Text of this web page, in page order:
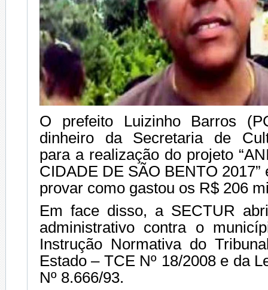
O prefeito Luizinho Barros
dinheiro da Secretaria de
para a realização do projeto
CIDADE DE SÃO BENTO 2017”
provar como gastou os R$ 206
Em face disso, a SECTUR
administrativo contra o
Instrução Normativa do
Estado – TCE Nº 18/2008 e da
Nº 8.666/93.